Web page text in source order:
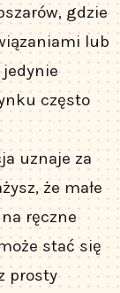
gdzie
lub
często
uznaje za
że małe
ręczne
stać się
prosty